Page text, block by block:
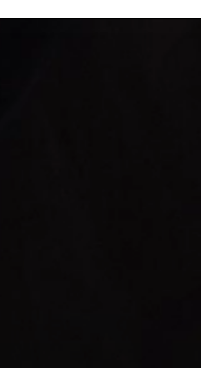
Valikuid
teha